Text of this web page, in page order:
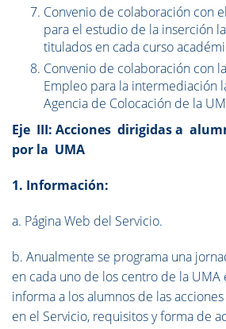
Convenio de colaboración con
para el estudio de la inserción
titulados en cada curso
Convenio de colaboración con
Empleo para la intermediación
Agencia de Colocación de la
Eje III: Acciones dirigidas a
por la UMA
1. Información:
a. Página Web del Servicio.
b. Anualmente se programa una
en cada uno de los centro de la UMA
informa a los alumnos de las
en el Servicio, requisitos y forma de